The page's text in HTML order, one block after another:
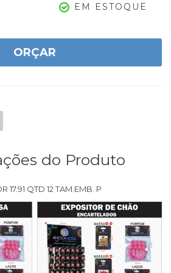
EM ESTOQUE
ORÇAR
do Produto
17.91 QTD 12 TAM.EMB. P